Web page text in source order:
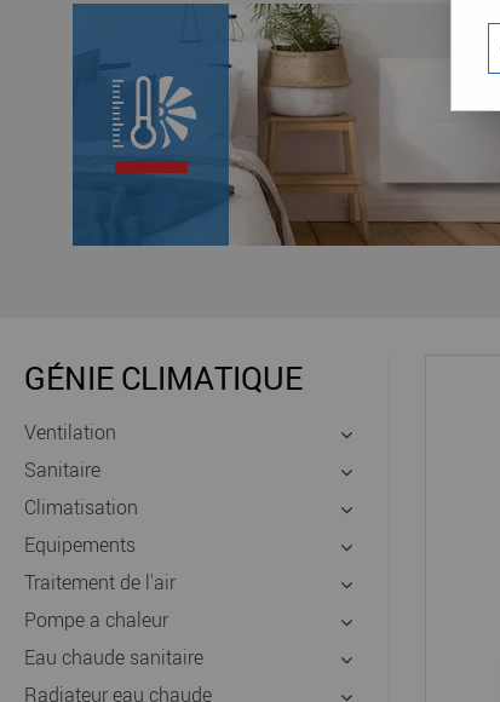
GÉNIE CLIMATIQUE
Ventilation
Sanitaire
Climatisation
Equipements
Traitement de l'air
Pompe a chaleur
Eau chaude sanitaire
Radiateur eau chaude